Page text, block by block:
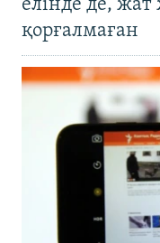
елінде де,
қорғалмаған